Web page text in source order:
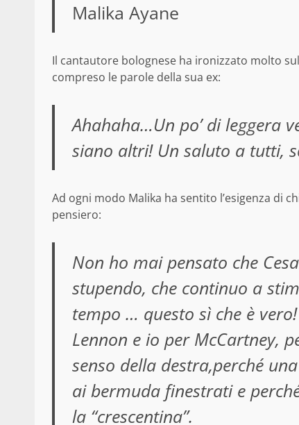
Malika Ayane
Il cantautore bolognese ha ironizzato molto
compreso le parole della sua ex:
Ahahaha…Un po’ di leggera
siano altri! Un saluto a tutti,
Ad ogni modo Malika ha sentito l’esigenza di
pensiero:
Non ho mai pensato che
stupendo, che continuo a
tempo … questo sì che è
Lennon e io per McCartney,
senso della destra,perché
ai bermuda finestrati e
la “crescentina”.